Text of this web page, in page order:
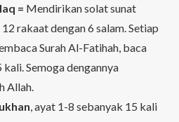
= Mendirikan solat sunat
rakaat dengan 6 salam. Setiap
Surah Al-Fatihah, baca
Semoga dengannya
Allah.
, ayat 1-8 sebanyak 15 kali